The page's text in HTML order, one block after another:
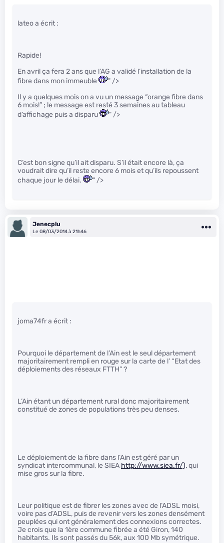
lateo a écrit :
Rapide!
En avril ça fera 2 ans que l’AG a validé l’installation de la
fibre dans mon immeuble
" />
Il y a quelques mois on a vu un message “orange fibre dans
6 mois!” ; le message est resté 3 semaines au tableau
d’affichage puis a disparu
" />
C’est bon signe qu’il ait disparu. S’il était encore là, ça
voudrait dire qu’il reste encore 6 mois et qu’ils repoussent
chaque jour le délai.
" />
Jenecplu
Le 08/03/2014 à 21h46
joma74fr a écrit :
Pourquoi le département de l’Ain est le seul département
majoritairement rempli en rouge sur la carte de l’ “Etat des
déploiements des réseaux FTTH” ?
L’Ain étant un département rural donc majoritairement
constitué de zones de populations très peu denses.
Le déploiement de la fibre dans l’Ain est géré par un
syndicat intercommunal, le SIEA http://www.siea.fr/),qui
mise gros sur la fibre.
Leur politique est de fibrer les zones avec de l’ADSL moisi,
voire pas d’ADSL, puis de revenir vers les zones densément
peuplées qui ont généralement des connexions correctes.
Je crois que la 1ère commune fibrée a été Giron, 140
habitants. Ils sont passés du 56k, aux 100 Mb symétrique.